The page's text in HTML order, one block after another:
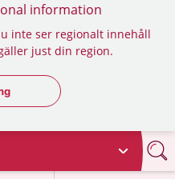
information
inte ser regionalt innehåll
just din region.
regionsväljaren
1177.se